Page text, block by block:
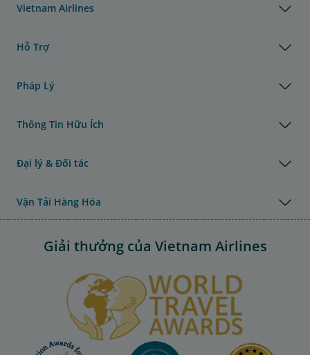
Vietnam Airlines
Hỗ Trợ
Pháp Lý
Thông Tin Hữu Ích
Đại lý & Đối tác
Vận Tải Hàng Hóa
Giải thưởng của Vietnam Airlines